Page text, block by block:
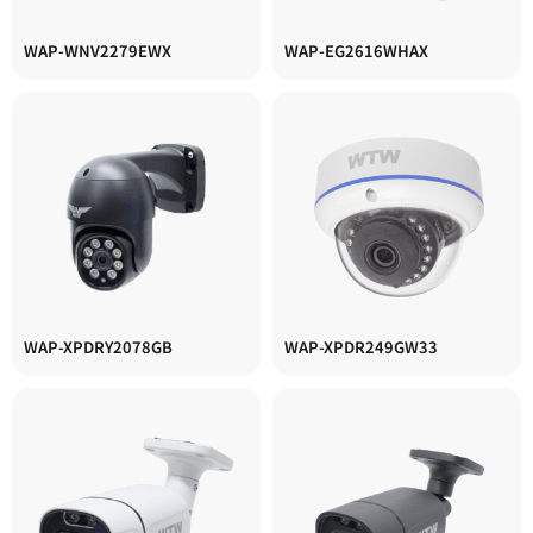
WAP-WNV2279EWX WAP-EG2616WHAX
WAP-XPDRY2078GB WAP-XPDR249GW33